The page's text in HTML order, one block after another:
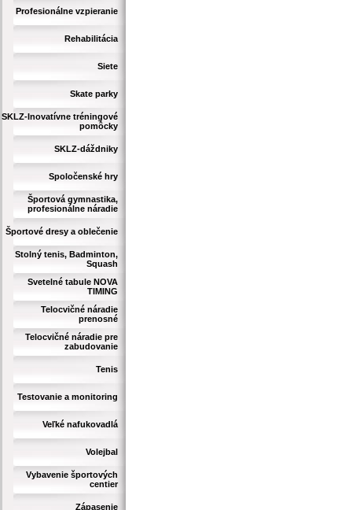
Profesionálne vzpieranie
Rehabilitácia
Siete
Skate parky
SKLZ-Inovatívne tréningové
pomôcky
SKLZ-dáždniky
Spoločenské hry
Športová gymnastika,
profesionálne náradie
Športové dresy a oblečenie
Stolný tenis, Badminton,
Squash
Svetelné tabule NOVA
TIMING
Telocvičné náradie
prenosné
Telocvičné náradie pre
zabudovanie
Tenis
Testovanie a monitoring
Veľké nafukovadlá
Volejbal
Vybavenie športových
centier
Zápasenie